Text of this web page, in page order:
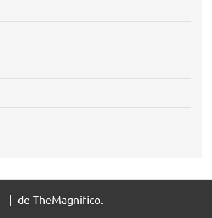
| de TheMagnifico.